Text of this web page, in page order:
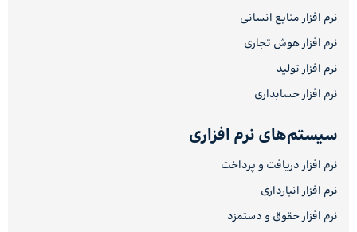
نرم افزار منابع انسانی
نرم افزار هوش تجاری
نرم افزار تولید
نرم افزار حسابداری
سیستم‌های نرم افزاری
نرم افزار دریافت و پرداخت
نرم افزار انبارداری
نرم افزار حقوق و دستمزد